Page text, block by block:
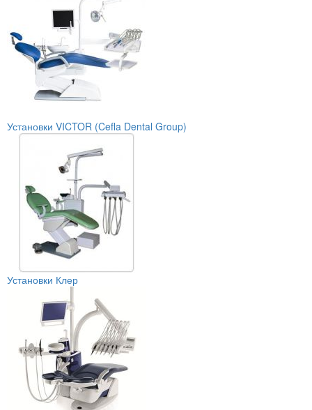
Установки VICTOR (Cefla Dental Group)
Установки Клер